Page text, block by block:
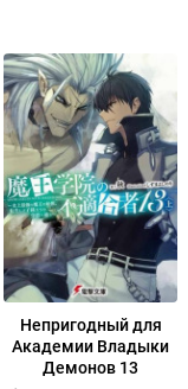
Непригодный для
Академии Владыки
Демонов 13